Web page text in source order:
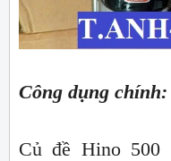
Công dụng chính:
Củ đề Hino 500